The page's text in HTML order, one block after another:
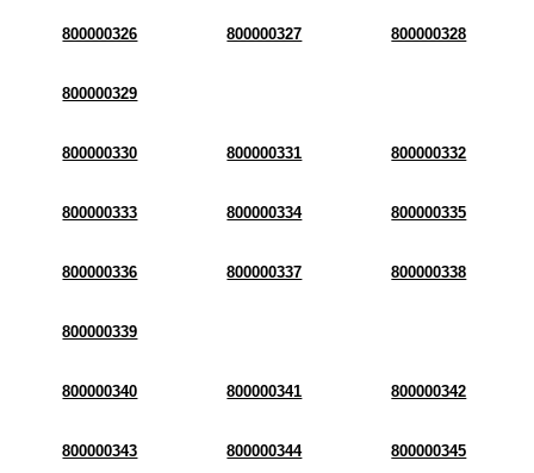
800000326 800000327 800000328
800000329
800000330 800000331 800000332
800000333 800000334 800000335
800000336 800000337 800000338
800000339
800000340 800000341 800000342
800000343 800000344 800000345